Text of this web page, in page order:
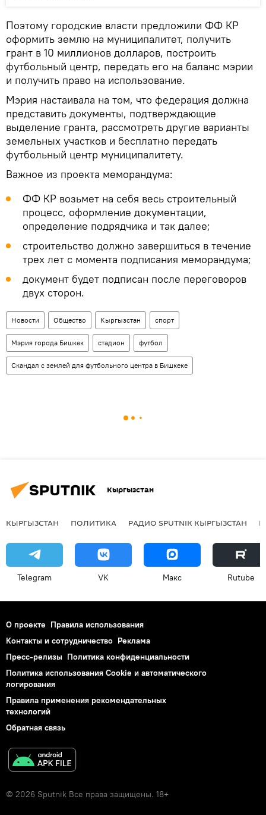
Поэтому городские власти предложили ФФ КР
оформить землю на муниципалитет, получить
грант в 10 миллионов долларов, построить
футбольный центр, передать его на баланс мэрии
и получить право на использование.
Мэрия настаивала на том, что федерация должна
представить документы, подтверждающие
выделение гранта, рассмотреть другие варианты
земельных участков и бесплатно передать
футбольный центр муниципалитету.
Важное из проекта меморандума:
ФФ КР возьмет на себя весь строительный
процесс, оформление документации,
определение подрядчика и так далее;
строительство должно завершиться в течение
трех лет с момента подписания меморандума;
документ будет подписан после переговоров
двух сторон.
Новости Общество Кыргызстан спорт
Мэрия города Бишкек стадион футбол
Скандал с землей для футбольного центра в Бишкеке
Кыргызстан
КЫРГЫЗСТАН ПОЛИТИКА РАДИО SPUTNIK КЫРГЫЗСТАН
Telegram VK Макс Rutube
О проекте Правила использования
Контакты и сотрудничество Реклама
Пресс-релизы Политика конфиденциальности
Политика использования Cookie и автоматического
логирования
Правила применения рекомендательных
технологий
Обратная связь
© 2026 Sputnik Все права защищены. 18+